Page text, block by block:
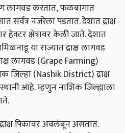
लागवड करतात, फळबागात
सर्वत्र नजरेला पडतात. देशात द्राक्ष
क्षेत्रावर केली जाते. देशात
या राज्यात द्राक्ष लागवड
लागवड (Grape Farming)
जिल्हा (Nashik District) द्राक्ष
आहे. म्हणुन नाशिक जिल्ह्याला
पिकावर अवलंबून असतात.